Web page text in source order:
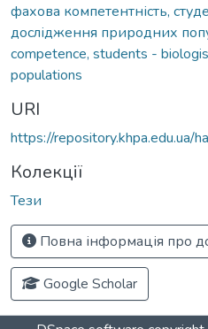
фахова компетентність,
дослідження природних
competence, students -
populations
URI
https://
Колекції
Тези
Повна інформація про
Google Scholar